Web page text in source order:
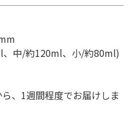
中/約120ml、小/約80ml)
、1週間程度でお届けしま